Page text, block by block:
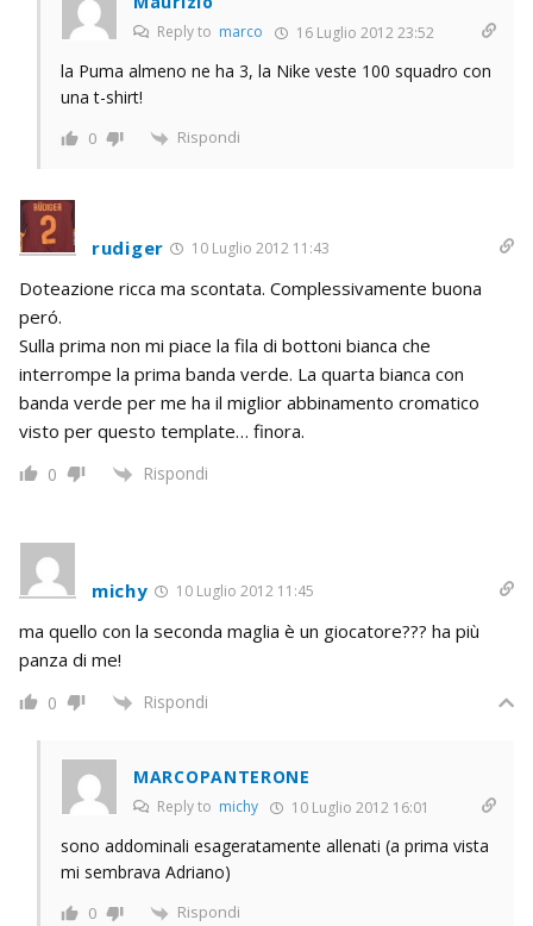
Reply to marco 16 Luglio 2012 23:52
la Puma almeno ne ha 3, la Nike veste 100 squadro con
una t-shirt!
0 Rispondi
rudiger 10 Luglio 2012 11:43
Doteazione ricca ma scontata. Complessivamente buona
peró.
Sulla prima non mi piace la fila di bottoni bianca che
interrompe la prima banda verde. La quarta bianca con
banda verde per me ha il miglior abbinamento cromatico
visto per questo template… finora.
0 Rispondi
michy 10 Luglio 2012 11:45
ma quello con la seconda maglia è un giocatore??? ha più
panza di me!
0 Rispondi
MARCOPANTERONE
Reply to michy 10 Luglio 2012 16:01
sono addominali esageratamente allenati (a prima vista
mi sembrava Adriano)
0 Rispondi